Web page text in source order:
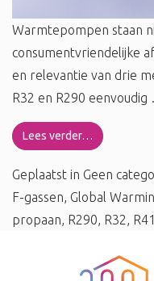
Warmtepompen staan
consumentvriendelijke
en relevantie van drie
R32 en R290 eenvoudig
Lees verder…
Geplaatst in Geen
F-gassen, Global
propaan, R290, R32,